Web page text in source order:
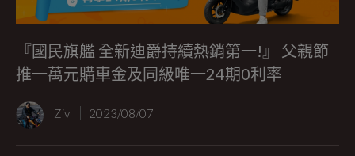
『國民旗艦 全新迪爵持續熱銷第一!』 父親節
推一萬元購車金及同級唯一24期0利率
Ziv 2023/08/07